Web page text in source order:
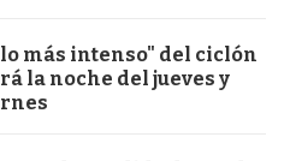
más intenso" del ciclón
la noche del jueves y